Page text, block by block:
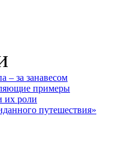
– за занавесом
примеры
их роли
путешествия»